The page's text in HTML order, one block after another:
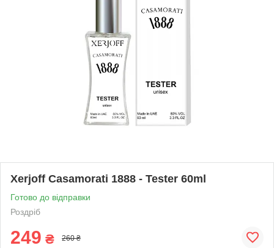
Xerjoff Casamorati 1888 - Tester 60ml
Готово до відправки
Роздріб
249 ₴ 260 ₴